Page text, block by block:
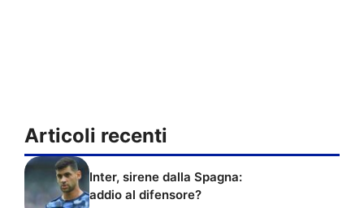
Articoli recenti
Inter, sirene dalla Spagna:
addio al difensore?